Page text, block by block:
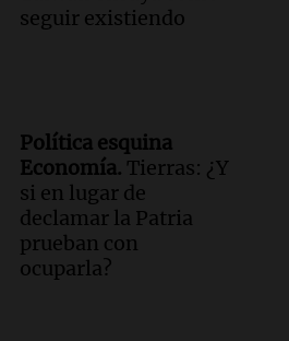
seguir existiendo
Política esquina
Economía. Tierras: ¿Y
si en lugar de
declamar la Patria
prueban con
ocuparla?